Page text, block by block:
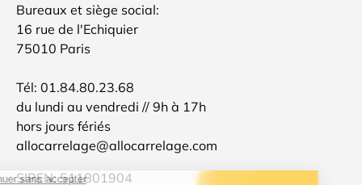
Bureaux et siège social:
16 rue de l'Echiquier
75010 Paris
Tél: 01.84.80.23.68
du lundi au vendredi // 9h à 17h
hors jours fériés
allocarrelage@allocarrelage.com
SIREN: 511801904